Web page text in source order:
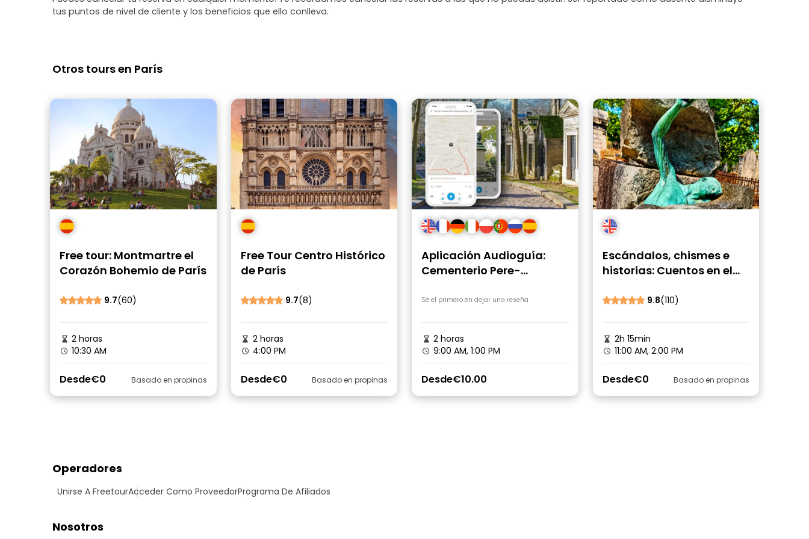
tus puntos de nivel de cliente y los beneficios que ello conlleva.
Otros tours en París
Free tour: Montmartre el
Corazón Bohemio de París
9.7(60)
2 horas
10:30 AM
Desde€0 Basado en propinas
Free Tour Centro Histórico
de París
9.7(8)
2 horas
4:00 PM
Desde€0 Basado en propinas
Aplicación Audioguía:
Cementerio Pere-
Sé el primero en dejar una reseña
2 horas
9:00 AM, 1:00 PM
Desde€10.00
Escándalos, chismes e
historias: Cuentos en el
Lachaise (visita guiada
9.8(110)
2h 15min
11:00 AM, 2:00 PM
Desde€0 Basado en propinas
Operadores
Unirse A FreetourAcceder Como ProveedorPrograma De Afiliados
Nosotros